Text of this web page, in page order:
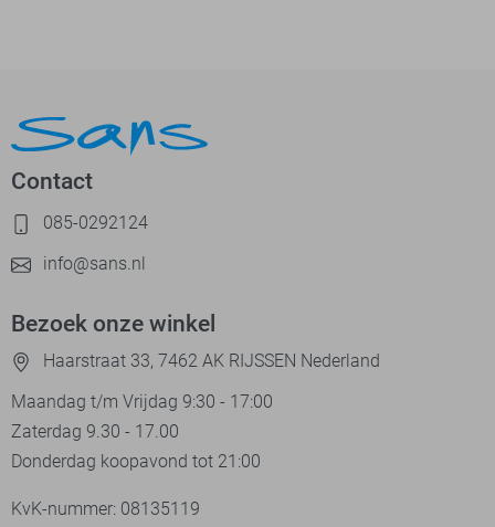
Contact
085-0292124
info@sans.nl
Bezoek onze winkel
Haarstraat 33, 7462 AK RIJSSEN Nederland
Maandag t/m Vrijdag 9:30 - 17:00
Zaterdag 9.30 - 17.00
Donderdag koopavond tot 21:00
KvK-nummer: 08135119